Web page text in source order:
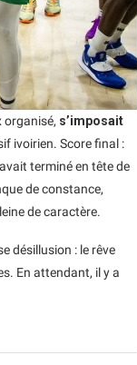
organisé, s’imposait
ivoirien. Score final :
terminé en tête de
de constance,
de caractère.
désillusion : le rêve
En attendant, il y a